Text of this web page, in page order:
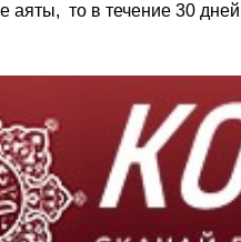
аяты, то в течение 30